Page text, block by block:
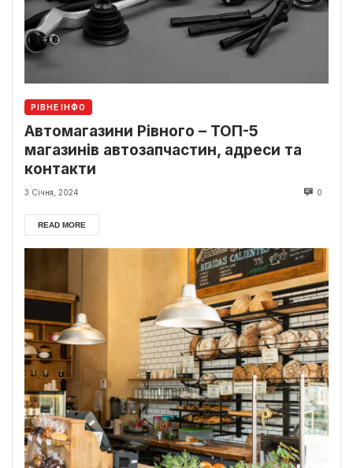
РІВНЕ ІНФО
Автомагазини Рівного – ТОП-5
магазинів автозапчастин, адреси та
контакти
3 Січня, 2024 0
READ MORE